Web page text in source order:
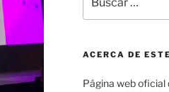
por:
ACERCA DE
Página web oficial